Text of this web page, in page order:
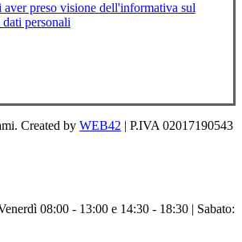
preso visione dell'informativa sul
personali
Created by WEB42 | P.IVA 02017190543
08:00 - 13:00 e 14:30 - 18:30 | Sabato: